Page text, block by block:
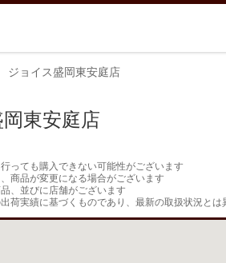
ジョイス盛岡東安庭店
東安庭店
っても購入できない可能性がございます
商品が変更になる場合がございます
、並びに店舗がございます
荷実績に基づくものであり、最新の取扱状況とは